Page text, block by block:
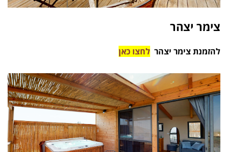
צימר יצהר
להזמנת צימר יצהר לחצו כאן